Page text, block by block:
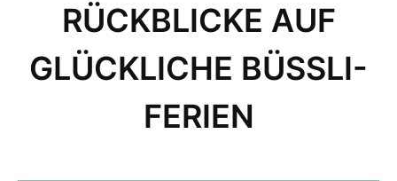
RÜCKBLICKE AUF
GLÜCKLICHE BÜSSLI-
FERIEN